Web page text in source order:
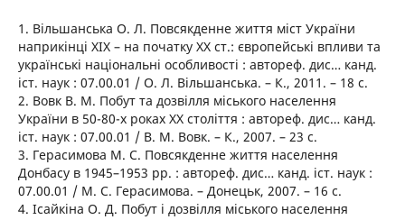
1. Вільшанська О. Л. Повсякденне життя міст України
наприкінці ХІХ – на початку ХХ ст.: європейські впливи та
українські національні особливості : автореф. дис… канд.
іст. наук : 07.00.01 / О. Л. Вільшанська. – К., 2011. – 18 с.
2. Вовк В. М. Побут та дозвілля міського населення
України в 50-80-х роках ХХ століття : автореф. дис… канд.
іст. наук : 07.00.01 / В. М. Вовк. – К., 2007. – 23 с.
3. Герасимова М. С. Повсякденне життя населення
Донбасу в 1945–1953 рр. : автореф. дис… канд. іст. наук :
07.00.01 / М. С. Герасимова. – Донецьк, 2007. – 16 с.
4. Ісайкіна О. Д. Побут і дозвілля міського населення